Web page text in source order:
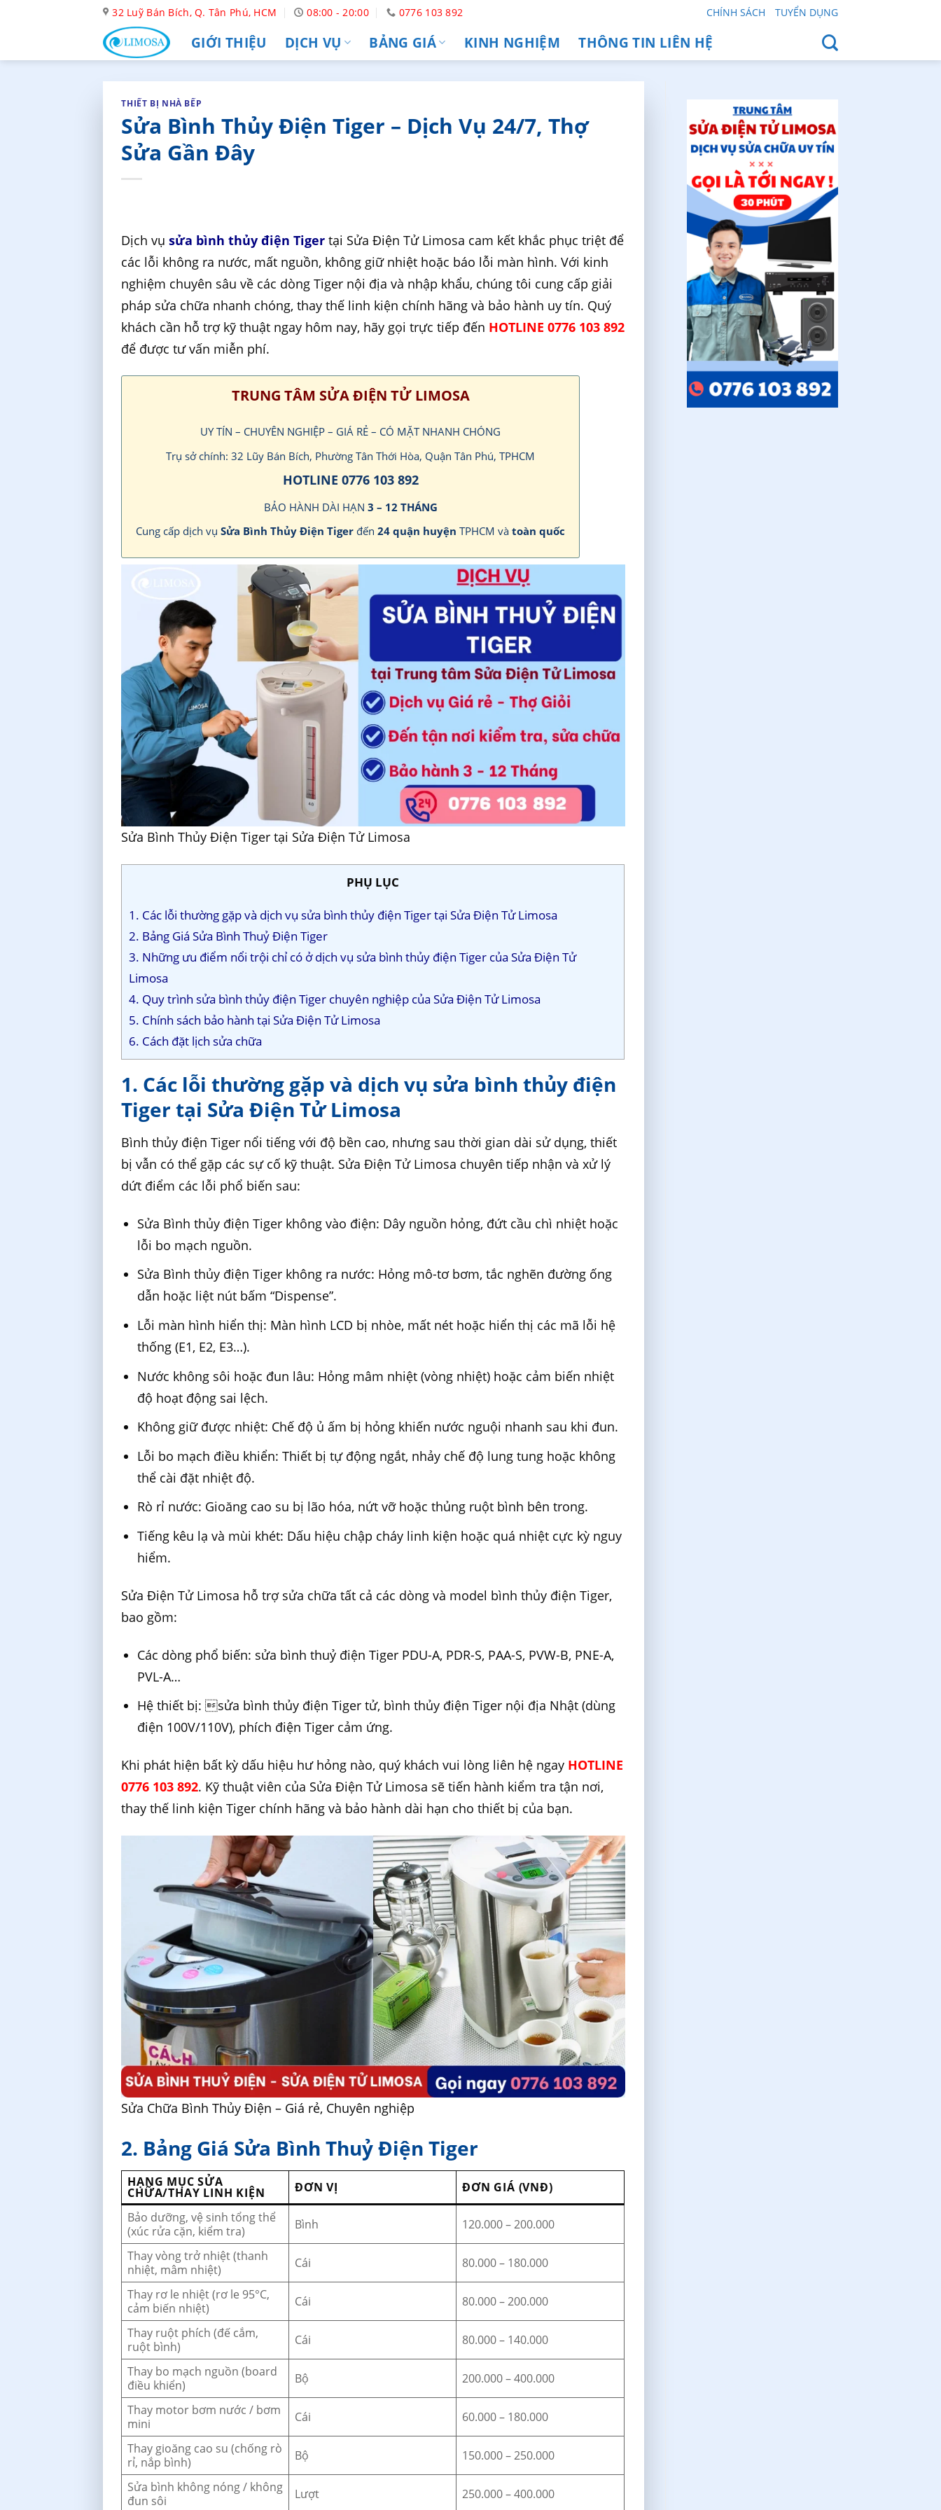
32 Luỹ Bán Bích, Q. Tân Phú, HCM 08:00 - 20:00 0776 103 892 CHÍNH SÁCH TUYỂN DỤNG
GIỚI THIỆU DỊCH VỤ BẢNG GIÁ KINH NGHIỆM THÔNG TIN LIÊN HỆ
THIẾT BỊ NHÀ BẾP
Sửa Bình Thủy Điện Tiger – Dịch Vụ 24/7, Thợ
Sửa Gần Đây
Dịch vụsửa bình thủy điện Tiger tại Sửa Điện Tử Limosa cam kết khắc phục triệt để
các lỗi không ra nước, mất nguồn, không giữ nhiệt hoặc báo lỗi màn hình. Với kinh
nghiệm chuyên sâu về các dòng Tiger nội địa và nhập khẩu, chúng tôi cung cấp giải
pháp sửa chữa nhanh chóng, thay thế linh kiện chính hãng và bảo hành uy tín. Quý
khách cần hỗ trợ kỹ thuật ngay hôm nay, hãy gọi trực tiếp đến HOTLINE 0776 103 892
để được tư vấn miễn phí.
TRUNG TÂM SỬA ĐIỆN TỬ LIMOSA
UY TÍN – CHUYÊN NGHIỆP – GIÁ RẺ – CÓ MẶT NHANH CHÓNG
Trụ sở chính: 32 Lũy Bán Bích, Phường Tân Thới Hòa, Quận Tân Phú, TPHCM
HOTLINE 0776 103 892
BẢO HÀNH DÀI HẠN 3 – 12 THÁNG
Cung cấp dịch vụSửa Bình Thủy Điện Tiger đến24 quận huyện TPHCM vàtoàn quốc
Sửa Bình Thủy Điện Tiger tại Sửa Điện Tử Limosa
PHỤ LỤC
1. Các lỗi thường gặp và dịch vụ sửa bình thủy điện Tiger tại Sửa Điện Tử Limosa
2. Bảng Giá Sửa Bình Thuỷ Điện Tiger
3. Những ưu điểm nổi trội chỉ có ở dịch vụ sửa bình thủy điện Tiger của Sửa Điện Tử
Limosa
4. Quy trình sửa bình thủy điện Tiger chuyên nghiệp của Sửa Điện Tử Limosa
5. Chính sách bảo hành tại Sửa Điện Tử Limosa
6. Cách đặt lịch sửa chữa
1. Các lỗi thường gặp và dịch vụ sửa bình thủy điện
Tiger tại Sửa Điện Tử Limosa
Bình thủy điện Tiger nổi tiếng với độ bền cao, nhưng sau thời gian dài sử dụng, thiết
bị vẫn có thể gặp các sự cố kỹ thuật. Sửa Điện Tử Limosa chuyên tiếp nhận và xử lý
dứt điểm các lỗi phổ biến sau:
Sửa Bình thủy điện Tiger không vào điện: Dây nguồn hỏng, đứt cầu chì nhiệt hoặc
lỗi bo mạch nguồn.
Sửa Bình thủy điện Tiger không ra nước: Hỏng mô-tơ bơm, tắc nghẽn đường ống
dẫn hoặc liệt nút bấm “Dispense”.
Lỗi màn hình hiển thị: Màn hình LCD bị nhòe, mất nét hoặc hiển thị các mã lỗi hệ
thống (E1, E2, E3…).
Nước không sôi hoặc đun lâu: Hỏng mâm nhiệt (vòng nhiệt) hoặc cảm biến nhiệt
độ hoạt động sai lệch.
Không giữ được nhiệt: Chế độ ủ ấm bị hỏng khiến nước nguội nhanh sau khi đun.
Lỗi bo mạch điều khiển: Thiết bị tự động ngắt, nhảy chế độ lung tung hoặc không
thể cài đặt nhiệt độ.
Rò rỉ nước: Gioăng cao su bị lão hóa, nứt vỡ hoặc thủng ruột bình bên trong.
Tiếng kêu lạ và mùi khét: Dấu hiệu chập cháy linh kiện hoặc quá nhiệt cực kỳ nguy
hiểm.
Sửa Điện Tử Limosa hỗ trợ sửa chữa tất cả các dòng và model bình thủy điện Tiger,
bao gồm:
Các dòng phổ biến: sửa bình thuỷ điện Tiger PDU-A, PDR-S, PAA-S, PVW-B, PNE-A,
PVL-A…
Hệ thiết bị: sửa bình thủy điện Tiger tử, bình thủy điện Tiger nội địa Nhật (dùng
điện 100V/110V), phích điện Tiger cảm ứng.
Khi phát hiện bất kỳ dấu hiệu hư hỏng nào, quý khách vui lòng liên hệ ngay HOTLINE
0776 103 892. Kỹ thuật viên của Sửa Điện Tử Limosa sẽ tiến hành kiểm tra tận nơi,
thay thế linh kiện Tiger chính hãng và bảo hành dài hạn cho thiết bị của bạn.
Sửa Chữa Bình Thủy Điện – Giá rẻ, Chuyên nghiệp
2. Bảng Giá Sửa Bình Thuỷ Điện Tiger
HẠNG MỤC SỬA
CHỮA/THAY LINH KIỆN ĐƠN VỊ
ĐƠN GIÁ (VNĐ)
Bảo dưỡng, vệ sinh tổng thể
(xúc rửa cặn, kiểm tra)
Bình 120.000 – 200.000
Thay vòng trở nhiệt (thanh
nhiệt, mâm nhiệt)
Cái 80.000 – 180.000
Thay rơ le nhiệt (rơ le 95°C,
cảm biến nhiệt)
Cái 80.000 – 200.000
Thay ruột phích (đế cắm,
ruột bình)
Cái 80.000 – 140.000
Thay bo mạch nguồn (board
điều khiển)
Bộ 200.000 – 400.000
Thay motor bơm nước / bơm
mini
Cái 60.000 – 180.000
Thay gioăng cao su (chống rò
rỉ, nắp bình)
Bộ 150.000 – 250.000
Sửa bình không nóng / không
đun sôi
Lượt 250.000 – 400.000